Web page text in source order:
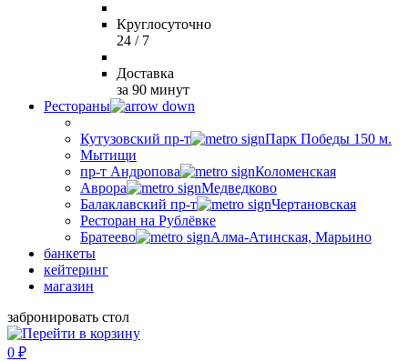
Круглосуточно
24 / 7
Доставка
за 90 минут
Рестораны
Кутузовский пр-т
Парк Победы 150 м.
Мытищи
пр-т Андропова
Коломенская
Аврора
Медведково
Балаклавский пр-т
Чертановская
Ресторан на Рублёвке
Братеево
Алма-Атинская, Марьино
банкеты
кейтеринг
магазин
забронировать стол
0 ₽